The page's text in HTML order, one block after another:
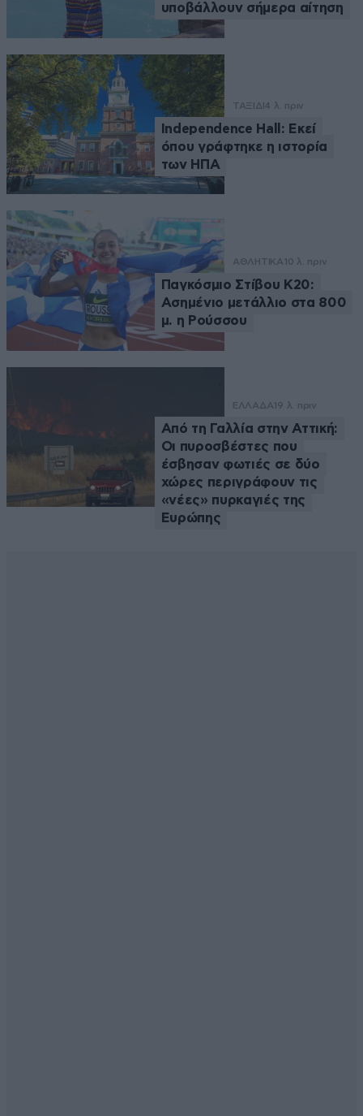
υποβάλλουν σήμερα αίτηση
ΤΑΞΙΔΙ4 λ. πριν
Independence Hall: Εκεί
όπου γράφτηκε η ιστορία
των ΗΠΑ
ΑΘΛΗΤΙΚΑ 10 λ. πριν
Παγκόσμιο Στίβου Κ20:
Ασημένιο μετάλλιο στα 800
μ. η Ρούσσου
ΕΛΛΑΔΑ 19 λ. πριν
Από τη Γαλλία στην Αττική:
Οι πυροσβέστες που
έσβησαν φωτιές σε δύο
χώρες περιγράφουν τις
«νέες» πυρκαγιές της
Ευρώπης